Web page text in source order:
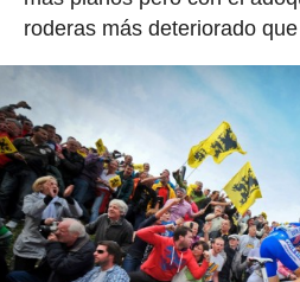
roderas más deteriorado